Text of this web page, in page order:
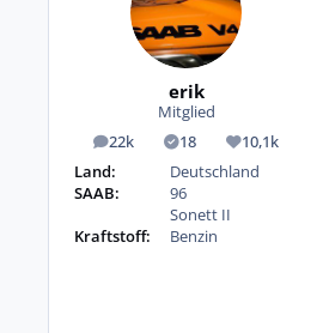
erik
Mitglied
22k
Beiträge 18
Lösungen10,1k
Reputation
Land:
Deutschland
SAAB:
96
Sonett II
Kraftstoff:
Benzin